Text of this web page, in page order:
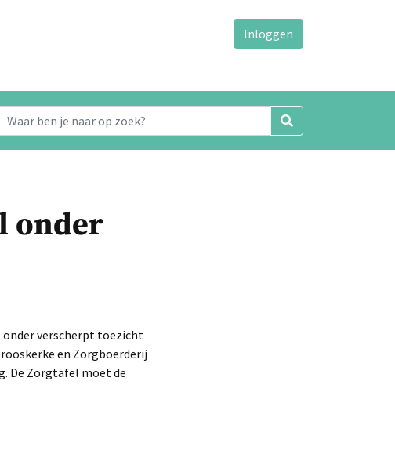
Inloggen
onder
onder verscherpt toezicht
en Zorgboerderij
De Zorgtafel moet de